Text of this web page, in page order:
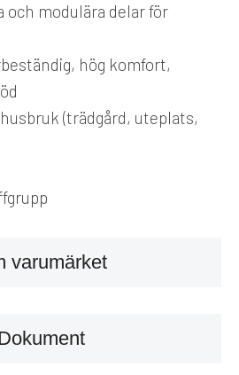
varumärket
och modulära delar för
hög komfort,
(trädgård, uteplats,